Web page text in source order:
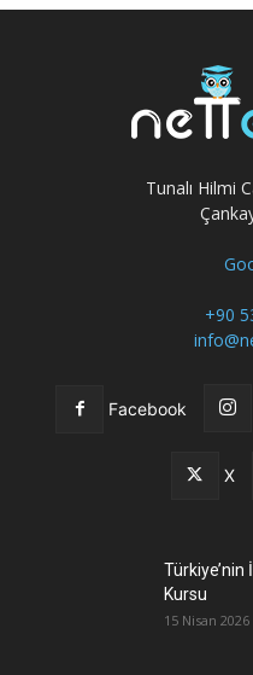
Tunalı Hilmi
+90
Facebook
X
Türkiye’nin
Kursu
15 Nisan 2026